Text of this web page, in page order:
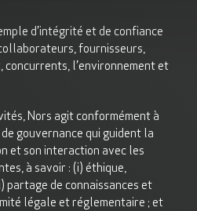
d’intégrité et de confiance
fournisseurs,
concurrents, l’environnement et
Nors agit conformément à
gouvernance qui guident la
et son interaction avec les
à savoir : (i) éthique,
partage de connaissances et
légale et réglementaire ; et